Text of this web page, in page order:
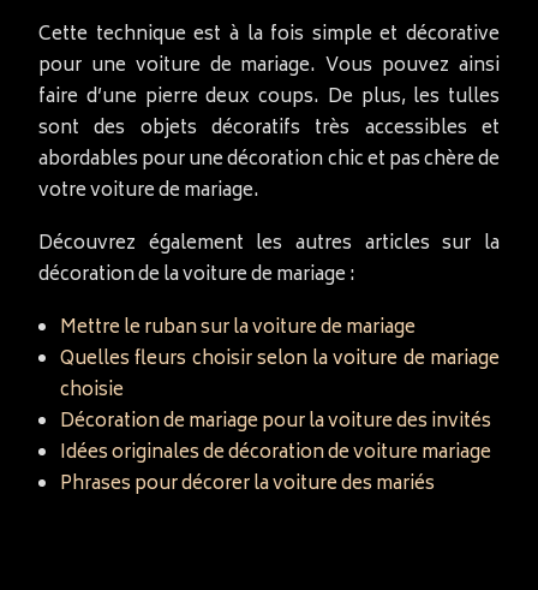
Cette technique est à la fois simple et décorative
pour une voiture de mariage. Vous pouvez ainsi
faire d’une pierre deux coups. De plus, les tulles
sont des objets décoratifs très accessibles et
abordables pour une décoration chic et pas chère de
votre voiture de mariage.
Découvrez également les autres articles sur la
décoration de la voiture de mariage :
Mettre le ruban sur la voiture de mariage
Quelles fleurs choisir selon la voiture de mariage
choisie
Décoration de mariage pour la voiture des invités
Idées originales de décoration de voiture mariage
Phrases pour décorer la voiture des mariés